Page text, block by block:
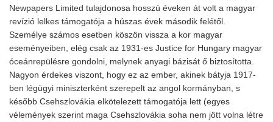
Newpapers Limited tulajdonosa hosszú éveken át volt a magyar
revízió lelkes támogatója a húszas évek második felétől.
Személye számos esetben köszön vissza a kor magyar
eseményeiben, elég csak az 1931-es Justice for Hungary magyar
óceánrepülésre gondolni, melynek anyagi bázisát ő biztosította.
Nagyon érdekes viszont, hogy ez az ember, akinek bátyja 1917-
ben légügyi miniszterként szerepelt az angol kormányban, s
később Csehszlovákia elkötelezett támogatója lett (egyes
vélemények szerint maga Csehszlovákia soha nem jött volna létre